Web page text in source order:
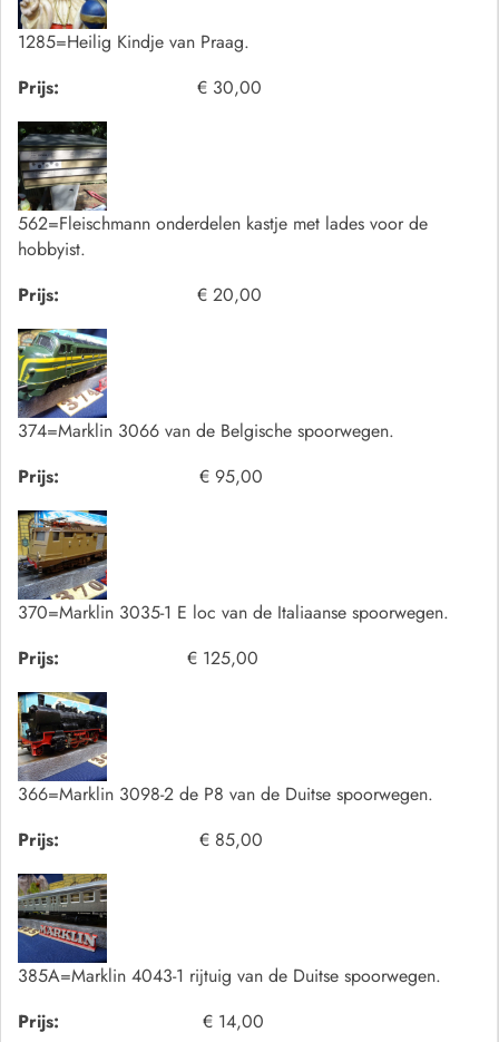
1285=Heilig Kindje van Praag.
Prijs:
€ 30,00
562=Fleischmann onderdelen kastje met lades voor de
hobbyist.
Prijs:
€ 20,00
374=Marklin 3066 van de Belgische spoorwegen.
Prijs:
€ 95,00
370=Marklin 3035-1 E loc van de Italiaanse spoorwegen.
Prijs:
€ 125,00
366=Marklin 3098-2 de P8 van de Duitse spoorwegen.
Prijs:
€ 85,00
385A=Marklin 4043-1 rijtuig van de Duitse spoorwegen.
Prijs:
€ 14,00